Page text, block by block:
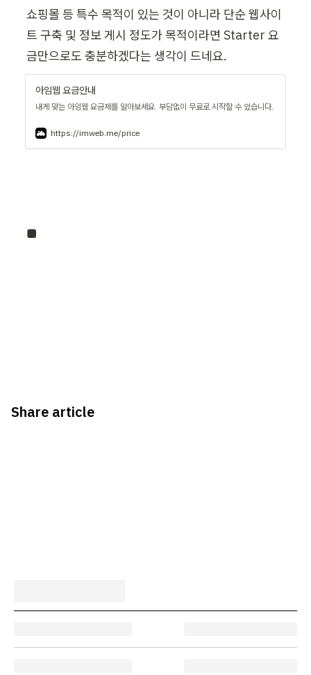
쇼핑몰 등 특수 목적이 있는 것이 아니라 단순 웹사이
트 구축 및 정보 게시 정도가 목적이라면 Starter 요
금만으로도 충분하겠다는 생각이 드네요.
아임웹 요금안내
내게 맞는 아임웹 요금제를 알아보세요. 부담없이 무료로 시작할 수 있습니다.
https://imweb.me/price
■
Share article